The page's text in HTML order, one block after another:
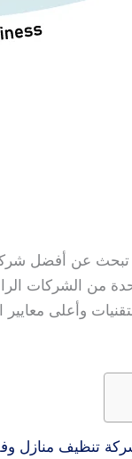
تبحث عن أفضل
من الشركات
وأعلى
تنظيف منازل